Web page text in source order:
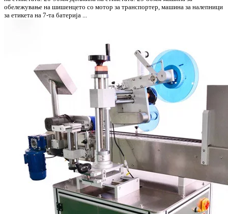
обележување на шишенцето со мотор за транспортер, машина за налепници
за етикета на 7-та батерија ...